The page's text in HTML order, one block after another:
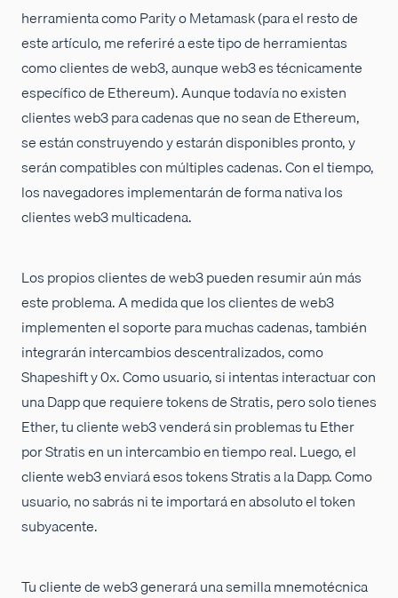
herramienta como Parity o Metamask (para el resto de
este artículo, me referiré a este tipo de herramientas
como clientes de web3, aunque web3 es técnicamente
específico de Ethereum). Aunque todavía no existen
clientes web3 para cadenas que no sean de Ethereum,
se están construyendo y estarán disponibles pronto, y
serán compatibles con múltiples cadenas. Con el tiempo,
los navegadores implementarán de forma nativa los
clientes web3 multicadena.
Los propios clientes de web3 pueden resumir aún más
este problema. A medida que los clientes de web3
implementen el soporte para muchas cadenas, también
integrarán intercambios descentralizados, como
Shapeshift y 0x. Como usuario, si intentas interactuar con
una Dapp que requiere tokens de Stratis, pero solo tienes
Ether, tu cliente web3 venderá sin problemas tu Ether
por Stratis en un intercambio en tiempo real. Luego, el
cliente web3 enviará esos tokens Stratis a la Dapp. Como
usuario, no sabrás ni te importará en absoluto el token
subyacente.
Tu cliente de web3 generará una semilla mnemotécnica